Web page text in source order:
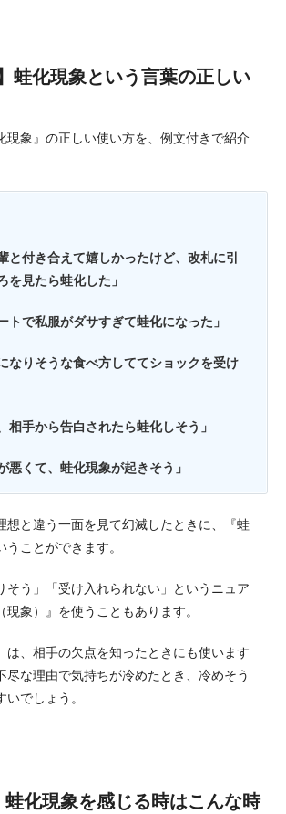
蛙化現象という言葉の正しい
現象』の正しい使い方を、例文付きで紹介
と付き合えて嬉しかったけど、改札に引
を見たら蛙化した」
トで私服がダサすぎて蛙化になった」
なりそうな食べ方しててショックを受け
相手から告白されたら蛙化しそう」
悪くて、蛙化現象が起きそう」
想と違う一面を見て幻滅したときに、『蛙
ことができます。
そう」「受け入れられない」というニュア
現象）』を使うこともあります。
は、相手の欠点を知ったときにも使います
尽な理由で気持ちが冷めたとき、冷めそう
でしょう。
蛙化現象を感じる時はこんな時